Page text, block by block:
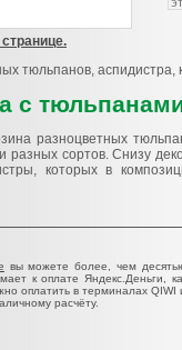
тюльпанов, аспидистра,
с
разноцветных
разных сортов. Снизу
которых в
вы можете более, чем
к оплате Яндекс.Деньги,
оплатить в терминалах QIWI
расчёту.